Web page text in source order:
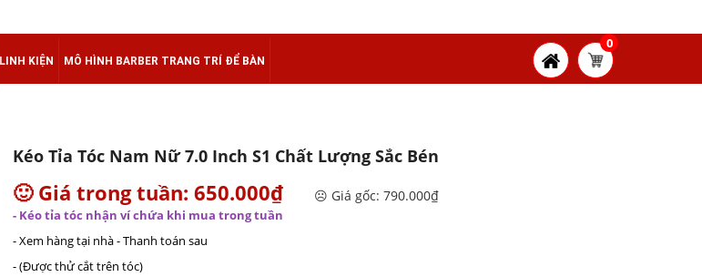
LINH KIỆN MÔ HÌNH BARBER TRANG TRÍ ĐỂ BÀN
0
Kéo Tỉa Tóc Nam Nữ 7.0 Inch S1 Chất Lượng Sắc Bén
🙂 Giá trong tuần: 650.000₫ ☹️ Giá gốc: 790.000₫
- Kéo tỉa tóc nhận ví chứa khi mua trong tuần
- Xem hàng tại nhà - Thanh toán sau
- (Được thử cắt trên tóc)